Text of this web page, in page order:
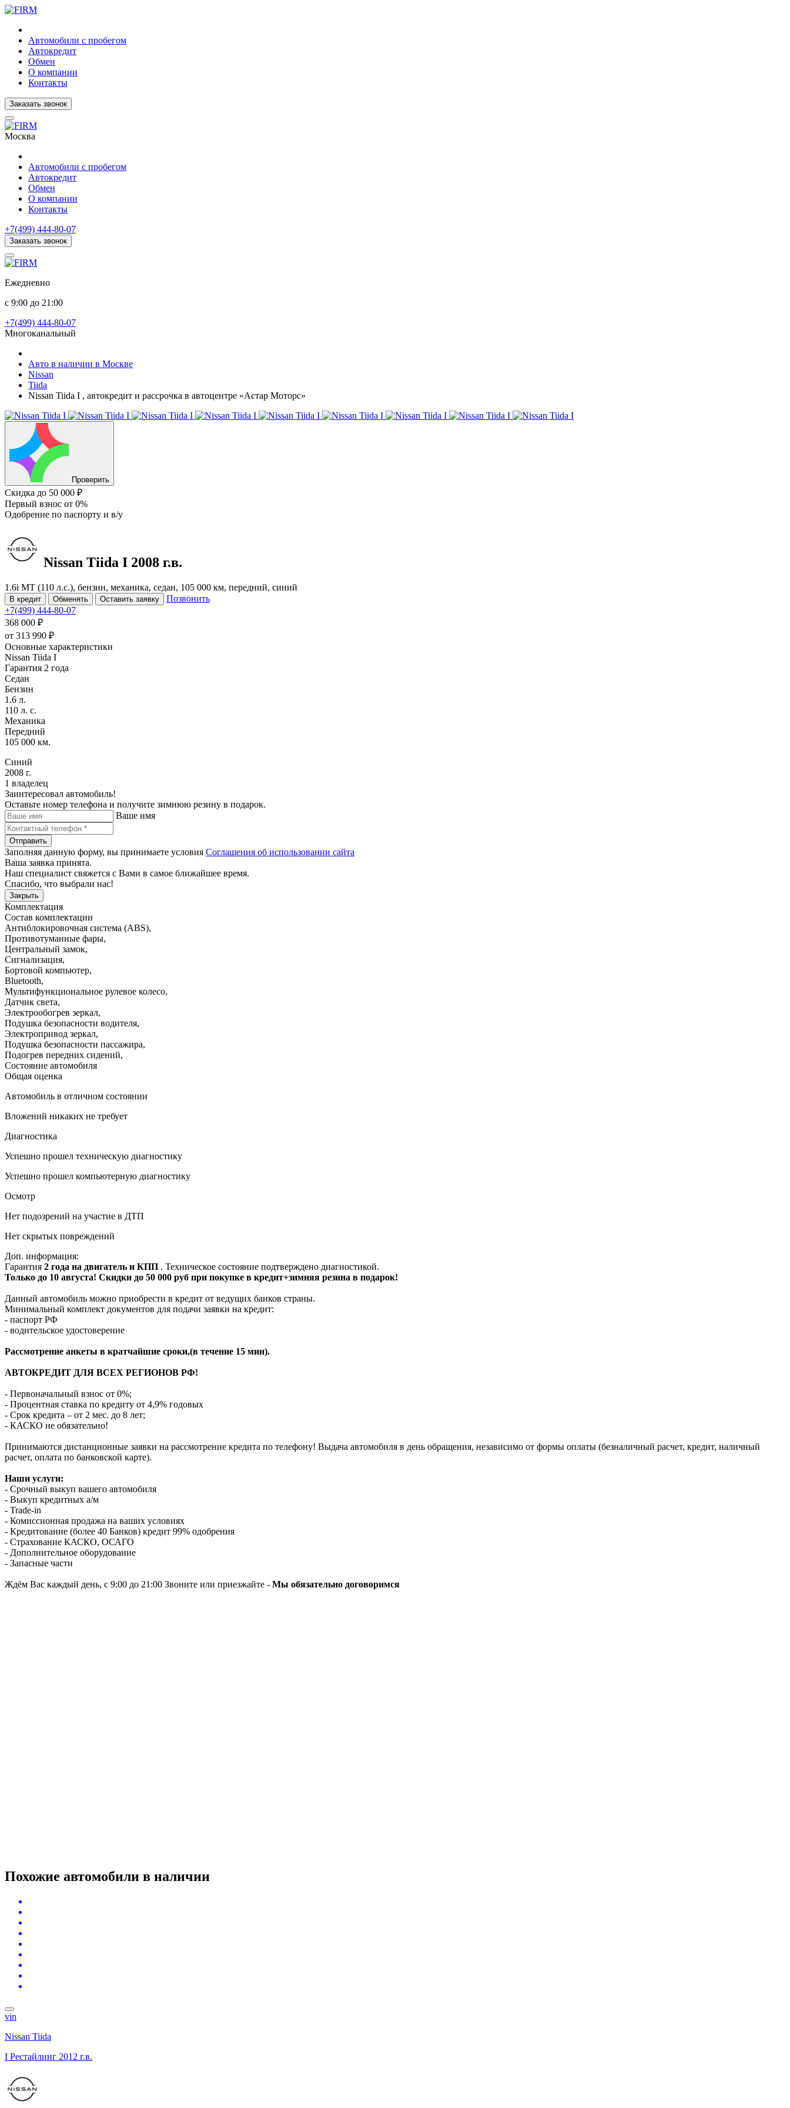
Автомобили с пробегом
Автокредит
Обмен
О компании
Контакты
Заказать звонок
Москва
Автомобили с пробегом
Автокредит
Обмен
О компании
Контакты
+7(499) 444-80-07
Заказать звонок
Ежедневно
с 9:00 до 21:00
+7(499) 444-80-07
Многоканальный
Авто в наличии в Москве
Nissan
Tiida
Nissan Tiida I , автокредит и рассрочка в автоцентре «Астар Моторс»
Проверить
Скидка до 50 000 ₽
Первый взнос от 0%
Одобрение по паспорту и в/у
Nissan Tiida I 2008 г.в.
1.6i MT (110 л.с.), бензин, механика, седан, 105 000 км, передний, синий
В кредит Обменять Оставить заявку
Позвонить
+7(499) 444-80-07
368 000 ₽
от 313 990 ₽
Основные характеристики
Nissan Tiida I
Гарантия 2 года
Седан
Бензин
1.6 л.
110 л. с.
Механика
Передний
105 000 км.
Синий
2008 г.
1 владелец
Заинтересовал автомобиль!
Оставьте номер телефона и получите зимнюю резину в подарок.
Ваше имя
Отправить
Заполняя данную форму, вы принимаете условия Соглашения об использовании сайта
Ваша заявка принята.
Наш специалист свяжется с Вами в самое ближайшее время.
Спасибо, что выбрали нас!
Закрыть
Комплектация
Состав комплектации
Антиблокировочная система (ABS),
Противотуманные фары,
Центральный замок,
Сигнализация,
Бортовой компьютер,
Bluetooth,
Мультифункциональное рулевое колесо,
Датчик света,
Электрообогрев зеркал,
Подушка безопасности водителя,
Электропривод зеркал,
Подушка безопасности пассажира,
Подогрев передних сидений,
Состояние автомобиля
Общая оценка
Автомобиль в отличном состоянии
Вложений никаких не требует
Диагностика
Успешно прошел техническую диагностику
Успешно прошел компьютерную диагностику
Осмотр
Нет подозрений на участие в ДТП
Нет скрытых повреждений
Доп. информация:
Гарантия 2 года на двигатель и КПП . Техническое состояние подтверждено диагностикой.
Только до 10 августа! Скидки до 50 000 руб при покупке в кредит+зимняя резина в подарок!
Данный автомобиль можно приобрести в кредит от ведущих банков страны.
Минимальный комплект документов для подачи заявки на кредит:
- паспорт РФ
- водительское удостоверение
Рассмотрение анкеты в кратчайшие сроки,(в течение 15 мин).
АВТОКРЕДИТ ДЛЯ ВСЕХ РЕГИОНОВ РФ!
- Первоначальный взнос от 0%;
- Процентная ставка по кредиту от 4,9% годовых
- Срок кредита – от 2 мес. до 8 лет;
- КАСКО не обязательно!
Принимаются дистанционные заявки на рассмотрение кредита по телефону! Выдача автомобиля в день обращения, независимо от формы оплаты (безналичный расчет, кредит, наличный
расчет, оплата по банковской карте).
Наши услуги:
- Срочный выкуп вашего автомобиля
- Выкуп кредитных а/м
- Trade-in
- Комиссионная продажа на ваших условиях
- Кредитование (более 40 Банков) кредит 99% одобрения
- Страхование КАСКО, ОСАГО
- Дополнительное оборудование
- Запасные части
Ждём Вас каждый день, с 9:00 до 21:00 Звоните или приезжайте - Мы обязательно договоримся
Похожие автомобили в наличии
vin
Nissan Tiida
I Рестайлинг 2012 г.в.